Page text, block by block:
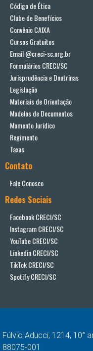
Código de Ética
Clube de Benefícios
Convênio CAIXA
Cursos Gratuitos
Email @creci-sc.org.br
Formulários CRECI/SC
Jurisprudência e Doutrinas
Legislação
Materiais de Orientação
Modelos de Documentos
Momento Jurídico
Regimento
Taxas
Contato
Fale Conosco
Redes Sociais
Facebook CRECI/SC
Instagram CRECI/SC
YouTube CRECI/SC
Linkedin CRECI/SC
TikTok CRECI/SC
Spotify CRECI/SC
Fúlvio Aducci, 1214, 10°
88075-001